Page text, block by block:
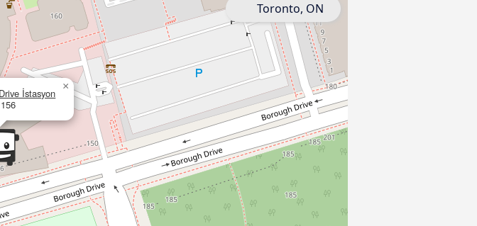
İstasyon
×
Toronto, ON